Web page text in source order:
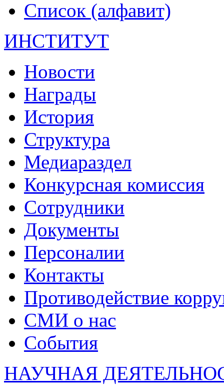
Список (алфавит)
ИНСТИТУТ
Новости
Награды
История
Структура
Медиараздел
Конкурсная комиссия
Сотрудники
Документы
Персоналии
Контакты
Противодействие
СМИ о нас
События
НАУЧНАЯ